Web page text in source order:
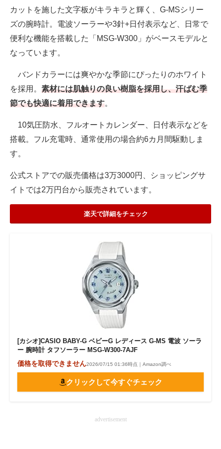
カットを施した文字板がキラキラと輝く、G-MSシリー
ズの腕時計。電波ソーラーや3針+日付表示など、日常で
便利な機能を搭載した「MSG-W300」がベースモデルと
なっています。
バンドカラーには爽やかな季節にぴったりのホワイト
を採用。 素材には肌触りの良い樹脂を採用し、汗ばむ季
節でも快適に着用できます。
10気圧防水、フルオートカレンダー、日付表示などを
搭載。フル充電時、通常使用の場合約6カ月間駆動しま
す。
公式ストアでの販売価格は3万3000円、ショッピングサ
イトでは2万円台から販売されています。
楽天で詳細をチェック
[カシオ]CASIO BABY-G ベビーG レディース G-MS 電波 ソーラ
ー 腕時計 タフソーラー MSG-W300-7AJF
価格を取得できません2026/07/15 01:36時点｜Amazon調べ
クリックして今すぐチェック
advertisement